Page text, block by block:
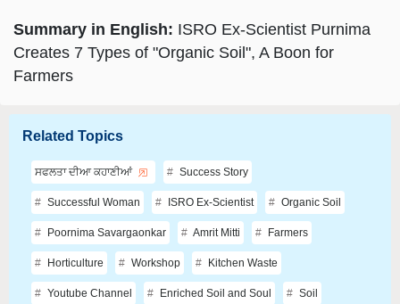
Summary in English: ISRO Ex-Scientist Purnima
Creates 7 Types of "Organic Soil", A Boon for
Farmers
Related Topics
ਸਫਲਤਾ ਦੀਆ ਕਹਾਣੀਆਂ Success Story
Successful Woman ISRO Ex-Scientist Organic Soil
Poornima Savargaonkar Amrit Mitti Farmers
Horticulture Workshop Kitchen Waste
Youtube Channel Enriched Soil and Soul Soil